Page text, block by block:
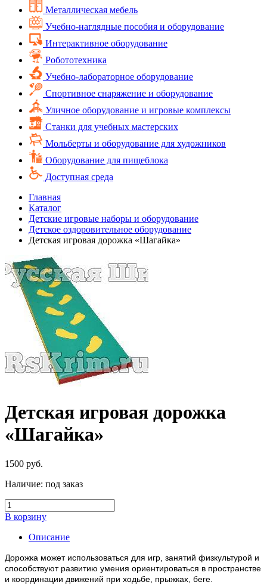
Металлическая мебель
Учебно-наглядные пособия и оборудование
Интерактивное оборудование
Робототехника
Учебно-лабораторное оборудование
Спортивное снаряжение и оборудование
Уличное оборудование и игровые комплексы
Cтанки для учебных мастерских
Мольберты и оборудование для художников
Оборудование для пищеблока
Доступная среда
Главная
Каталог
Детские игровые наборы и оборудование
Детское оздоровительное оборудование
Детская игровая дорожка «Шагайка»
Детская игровая дорожка
«Шагайка»
1500 руб.
Наличие: под заказ
В корзину
Описание
Дорожка может использоваться для игр, занятий физкультурой и
способствуют развитию умения ориентироваться в пространстве
и координации движений при ходьбе, прыжках, беге.